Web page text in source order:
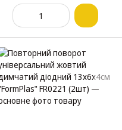
13х6х4см "FormPlas"
FR0222 (2шт)